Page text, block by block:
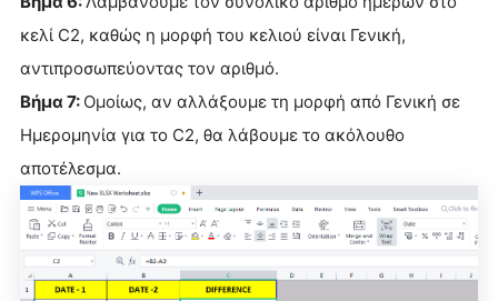
κελί C2, καθώς η μορφή του κελιού είναι Γενική,
αντιπροσωπεύοντας τον αριθμό.
Βήμα 7: Ομοίως, αν αλλάξουμε τη μορφή από Γενική σε
Ημερομηνία για το C2, θα λάβουμε το ακόλουθο
αποτέλεσμα.